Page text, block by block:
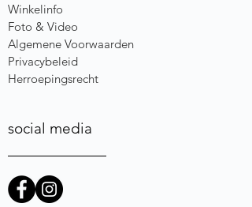
Winkelinfo
Foto & Video
Algemene Voorwaarden
Privacybeleid
Herroepingsrecht
social media